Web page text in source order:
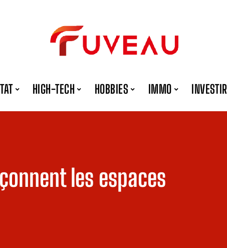
HIGH-TECH HOBBIES IMMO INVESTIR
les espaces